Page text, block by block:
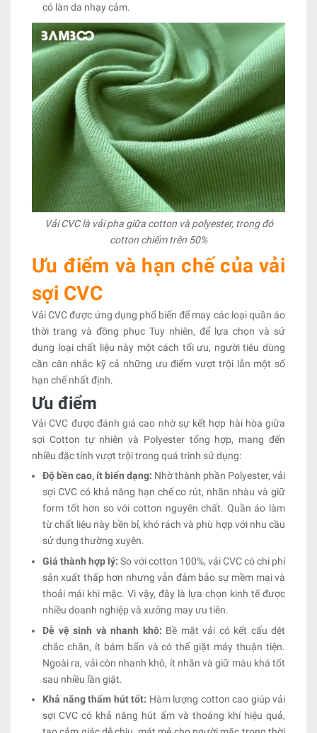
có làn da nhạy cảm.
Vải CVC là vải pha giữa cotton và polyester, trong đó
cotton chiếm trên 50%
Ưu điểm và hạn chế của vải
sợi CVC
Vải CVC được ứng dụng phổ biến để may các loại quần áo
thời trang và đồng phục Tuy nhiên, để lựa chọn và sử
dụng loại chất liệu này một cách tối ưu, người tiêu dùng
cần cân nhắc kỹ cả những ưu điểm vượt trội lẫn một số
hạn chế nhất định.
Ưu điểm
Vải CVC được đánh giá cao nhờ sự kết hợp hài hòa giữa
sợi Cotton tự nhiên và Polyester tổng hợp, mang đến
nhiều đặc tính vượt trội trong quá trình sử dụng:
Độ bền cao, ít biến dạng: Nhờ thành phần Polyester, vải
sợi CVC có khả năng hạn chế co rút, nhăn nhàu và giữ
form tốt hơn so với cotton nguyên chất. Quần áo làm
từ chất liệu này bền bỉ, khó rách và phù hợp với nhu cầu
sử dụng thường xuyên.
Giá thành hợp lý: So với cotton 100%, vải CVC có chi phí
sản xuất thấp hơn nhưng vẫn đảm bảo sự mềm mại và
thoải mái khi mặc. Vì vậy, đây là lựa chọn kinh tế được
nhiều doanh nghiệp và xưởng may ưu tiên.
Dễ vệ sinh và nhanh khô: Bề mặt vải có kết cấu dệt
chắc chắn, ít bám bẩn và có thể giặt máy thuận tiện.
Ngoài ra, vải còn nhanh khô, ít nhăn và giữ màu khá tốt
sau nhiều lần giặt.
Khả năng thấm hút tốt: Hàm lượng cotton cao giúp vải
sợi CVC có khả năng hút ẩm và thoáng khí hiệu quả,